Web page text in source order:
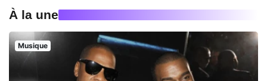
À la une
Musique